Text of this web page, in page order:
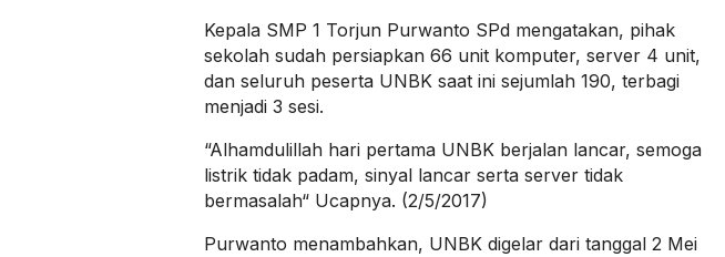
Kepala SMP 1 Torjun Purwanto SPd mengatakan, pihak
sekolah sudah persiapkan 66 unit komputer, server 4 unit,
dan seluruh peserta UNBK saat ini sejumlah 190, terbagi
menjadi 3 sesi.
“Alhamdulillah hari pertama UNBK berjalan lancar, semoga
listrik tidak padam, sinyal lancar serta server tidak
bermasalah“ Ucapnya. (2/5/2017)
Purwanto menambahkan, UNBK digelar dari tanggal 2 Mei